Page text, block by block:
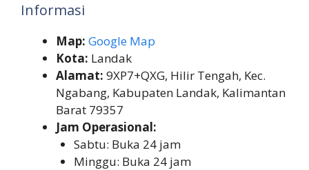
Informasi
Map: Google Map
Kota: Landak
Alamat: 9XP7+QXG, Hilir Tengah, Kec.
Ngabang, Kabupaten Landak, Kalimantan
Barat 79357
Jam Operasional:
Sabtu: Buka 24 jam
Minggu: Buka 24 jam